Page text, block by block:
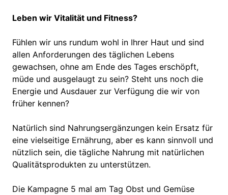
Leben wir Vitalität und Fitness?
Fühlen wir uns rundum wohl in Ihrer Haut und sind
allen Anforderungen des täglichen Lebens
gewachsen, ohne am Ende des Tages erschöpft,
müde und ausgelaugt zu sein? Steht uns noch die
Energie und Ausdauer zur Verfügung die wir von
früher kennen?
Natürlich sind Nahrungsergänzungen kein Ersatz für
eine vielseitige Ernährung, aber es kann sinnvoll und
nützlich sein, die tägliche Nahrung mit natürlichen
Qualitätsprodukten zu unterstützen.
Die Kampagne 5 mal am Tag Obst und Gemüse